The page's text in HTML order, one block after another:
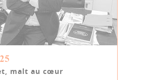
malt au cœur